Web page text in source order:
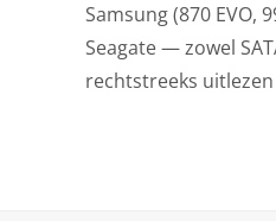
Samsung (870 EVO,
Seagate — zowel
rechtstreeks